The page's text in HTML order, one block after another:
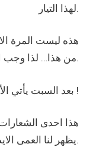
لهذا التيار.
هذه ليست المرة
من هذا… لذا وجب ان نقف لمثل هذه الانزلاقات بالمرصاد.
بعد السبت يأتي الأحد !
هذا احدى
يظهر لنا العمى الايدلوجي لهؤلاء سوف يبقى وصمة عار في تاريخ حركة حماس … والتاريخ اخوتي لا يرحم ولا ينسى.